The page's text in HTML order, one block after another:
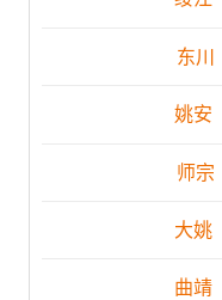
东川
姚安
师宗
大姚
曲靖